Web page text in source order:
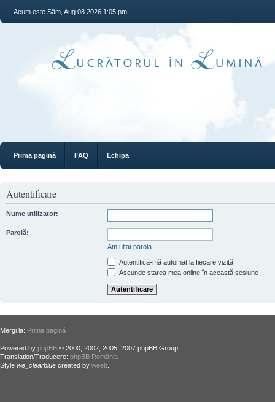
Acum este Sâm, Aug 08 2026 1:05 pm
Prima pagină FAQ Echipa
Autentificare
Nume utilizator:
Parolă:
Am uitat parola
Autentifică-mă automat la fiecare vizită
Ascunde starea mea online în această sesiune
Mergi la: Prima pagină
Powered by phpBB © 2000, 2002, 2005, 2007 phpBB Group.
Translation/Traducere: phpBB România
Style we_clearblue created by weeb